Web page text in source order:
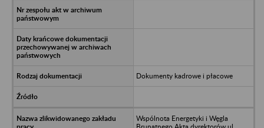
Dokumenty kadrowe i płacowe
Wspólnota Energetyki i Węgla